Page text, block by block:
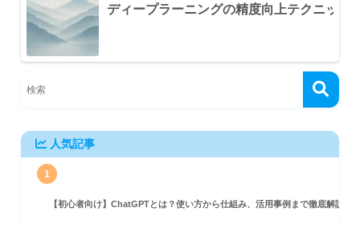
ディープラーニングの精度向上テクニッ
人気記事
1
【初心者向け】ChatGPTとは？使い方から仕組み、活用事例まで徹底解説